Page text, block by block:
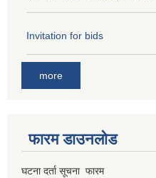
Invitation for bids
more
फारम डाउनलोड
घटना दर्ता सूचना फारम